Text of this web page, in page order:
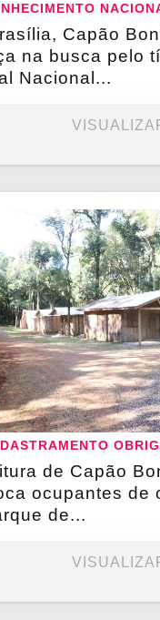
Capão
na busca pelo
Nacional...
de Capão
ocupantes de
de...